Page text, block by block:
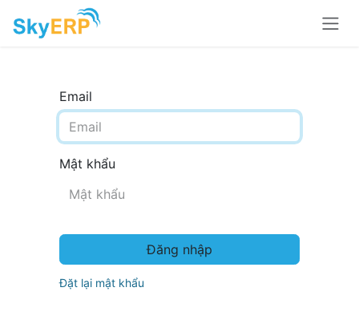
Skip to Content
Email
Mật khẩu
Đăng nhập
Đặt lại mật khẩu